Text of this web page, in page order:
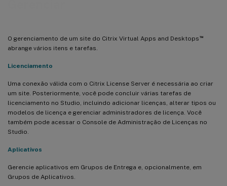
O gerenciamento de um site do Citrix Virtual Apps and Desktops ™
abrange vários itens e tarefas.
Licenciamento
Uma conexão válida com o Citrix License Server é necessária ao criar
um site. Posteriormente, você pode concluir várias tarefas de
licenciamento no Studio, incluindo adicionar licenças, alterar tipos ou
modelos de licença e gerenciar administradores de licença. Você
também pode acessar o Console de Administração de Licenças no
Studio.
Aplicativos
Gerencie aplicativos em Grupos de Entrega e, opcionalmente, em
Grupos de Aplicativos.